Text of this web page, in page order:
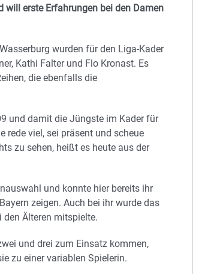
will erste Erfahrungen bei den Damen
wurden für den Liga-Kader
Kathi Falter und Flo Kronast. Es
die ebenfalls die
und damit die Jüngste im Kader für
rede viel, sei präsent und scheue
zu sehen, heißt es heute aus der
und konnte hier bereits ihr
zeigen. Auch bei ihr wurde das
Älteren mitspielte.
und drei zum Einsatz kommen,
zu einer variablen Spielerin.